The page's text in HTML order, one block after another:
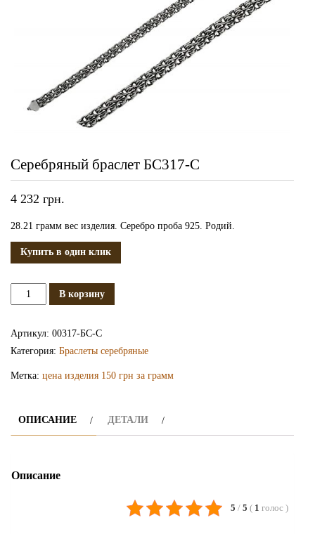
Серебряный браслет БС317-С
4 232 грн.
28.21 грамм вес изделия. Серебро проба 925. Родий.
Купить в один клик
КоличествоВ корзину
Артикул: 00317-БС-С
Категория: Браслеты серебряные
Метка: цена изделия 150 грн за грамм
ОПИСАНИЕ ДЕТАЛИ
Описание
5 / 5 ( 1 голос )